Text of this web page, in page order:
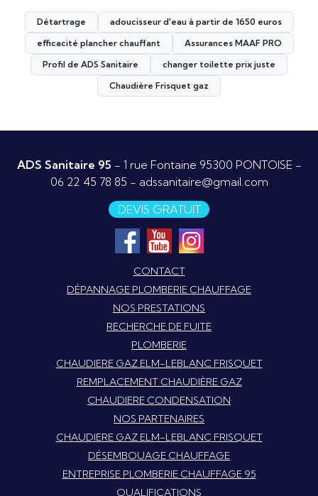
Détartrage
adoucisseur d'eau à partir de 1650 euros
efficacité plancher chauffant
Assurances MAAF PRO
Profil de ADS Sanitaire
changer toilette prix juste
Chaudière Frisquet gaz
ADS Sanitaire 95 - 1 rue Fontaine 95300 PONTOISE -
06 22 45 78 85 - adssanitaire@gmail.com
DEVIS GRATUIT
CONTACT
DÉPANNAGE PLOMBERIE CHAUFFAGE
NOS PRESTATIONS
RECHERCHE DE FUITE
PLOMBERIE
CHAUDIERE GAZ ELM-LEBLANC FRISQUET
REMPLACEMENT CHAUDIÈRE GAZ
CHAUDIERE CONDENSATION
NOS PARTENAIRES
CHAUDIERE GAZ ELM-LEBLANC FRISQUET
DÉSEMBOUAGE CHAUFFAGE
ENTREPRISE PLOMBERIE CHAUFFAGE 95
QUALIFICATIONS